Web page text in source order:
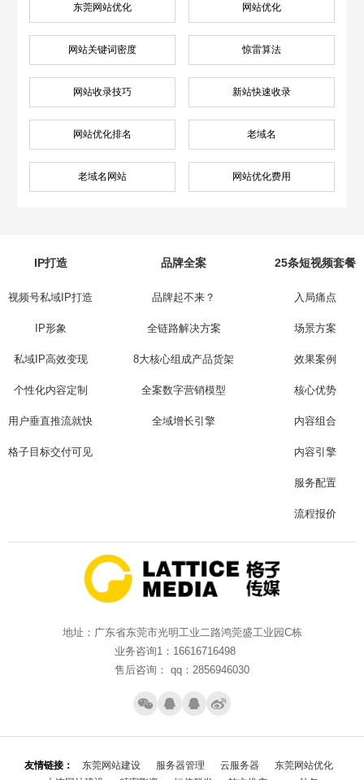
东莞网站优化 网站优化
网站关键词密度 惊雷算法
网站收录技巧 新站快速收录
网站优化排名 老域名
老域名网站 网站优化费用
IP打造
视频号私域IP打造
IP形象
私域IP高效变现
个性化内容定制
用户垂直推流就快
格子目标交付可见
品牌全案
品牌起不来？
全链路解决方案
8大核心组成产品货架
全案数字营销模型
全域增长引擎
25条短视频套餐
入局痛点
场景方案
效果案例
核心优势
内容组合
内容引擎
服务配置
流程报价
地址：广东省东莞市光明工业二路鸿莞盛工业园C栋
业务咨询1：16616716498
售后咨询： qq：2856946030
友情链接： 东莞网站建设 服务器管理 云服务器
东莞网站优化